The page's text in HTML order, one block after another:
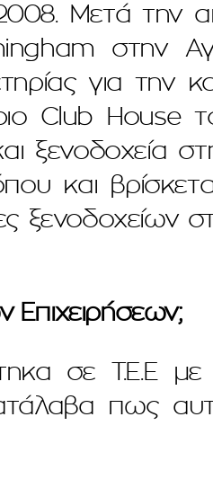
Μετά την
στην
για την
Club House
ξενοδοχεία
και
ξενοδοχείων
Επιχειρήσεων;
σε Τ.Ε.Ε με
πως